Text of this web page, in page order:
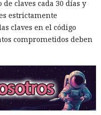
claves cada 30 días y
estrictamente
claves en el código
comprometidos deben